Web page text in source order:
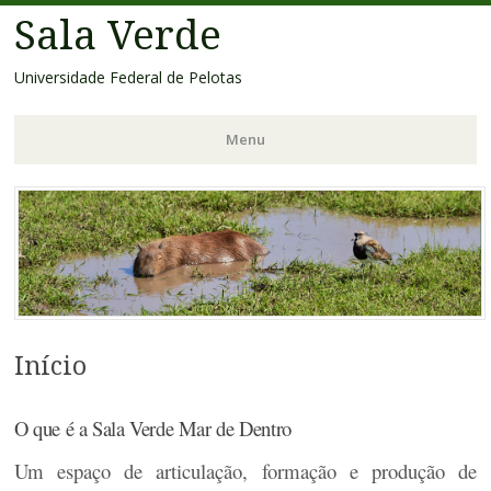
Sala Verde
Universidade Federal de Pelotas
Menu
Pular
para
o
conteúdo
Início
O que é a Sala Verde Mar de Dentro
Um espaço de articulação, formação e produção de